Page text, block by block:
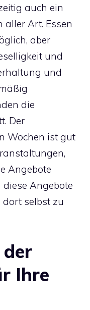
auch ein
aller Art. Essen
aber
und
und
die
Der
Wochen ist gut
Angebote
Angebote
dort selbst zu
der
Ihre